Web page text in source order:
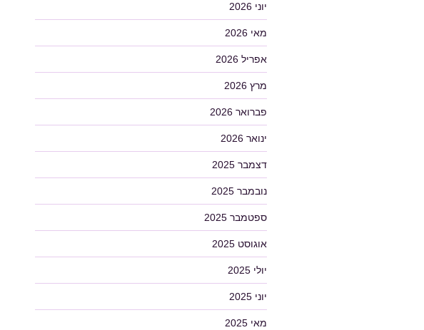
יוני 2026
מאי 2026
אפריל 2026
מרץ 2026
פברואר 2026
ינואר 2026
דצמבר 2025
נובמבר 2025
ספטמבר 2025
אוגוסט 2025
יולי 2025
יוני 2025
מאי 2025